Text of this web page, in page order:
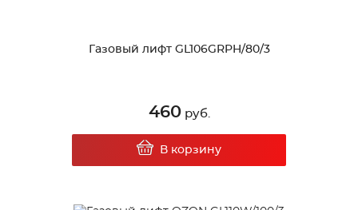
Газовый лифт GL106GRPH/80/3
460руб.
В корзину